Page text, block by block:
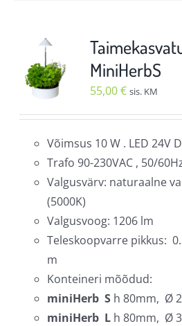
varianti.
Valikuid
saab
teha
tootelehel.
MiniHerbS
55,00€ sis. KM
Võimsus 10 W . LED 24V
Trafo 90-230VAC , 50/
Valgusvärv: naturaalne
(5000K)
Valgusvoog: 1206 lm
Teleskoopvarre pikkus:
m
Konteineri mõõdud:
miniHerb S h 80mm, Ø
miniHerb L h 80mm, Ø